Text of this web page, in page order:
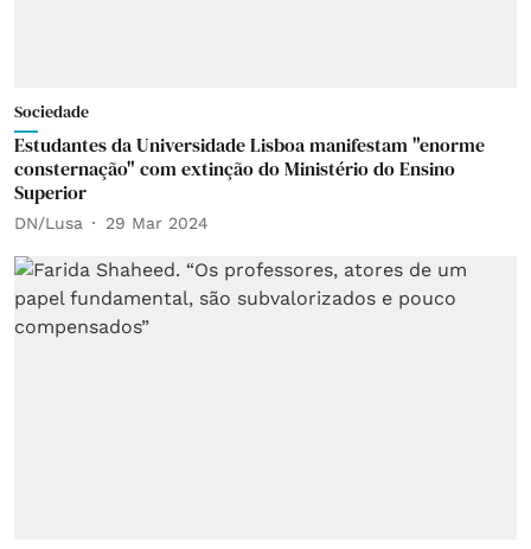
Sociedade
Estudantes da Universidade Lisboa manifestam "enorme
consternação" com extinção do Ministério do Ensino
Superior
DN/Lusa 29 Mar 2024